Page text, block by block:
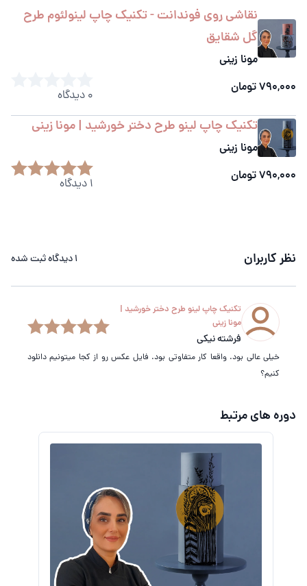
نقاشی روی فوندانت - تکنیک چاپ لینولئوم طرح
گل شقایق
مونا زینی
790,000 تومان
0 دیدگاه
تکنیک چاپ لینو طرح دختر خورشید | مونا زینی
مونا زینی
790,000 تومان
1 دیدگاه
نظر کاربران 1دیدگاه ثبت شده
تکنیک چاپ لینو طرح دختر خورشید |
مونا زینی
فرشته نیکی
خیلی عالی بود. واقعا کار متفاوتی بود. فایل عکس رو از کجا میتونیم دانلود
کنیم؟
دوره های مرتبط